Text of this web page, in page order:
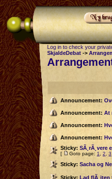
Log in to check your
SkjaldeDebat ->
Announcement:
Announcement: At
Announcement:
Announcement:
Sticky: SÃ¸rÃ¸vere
[ Goto page: 1 2 3
Sticky: Sacha og
Sticky: Lad flÃ¸jten